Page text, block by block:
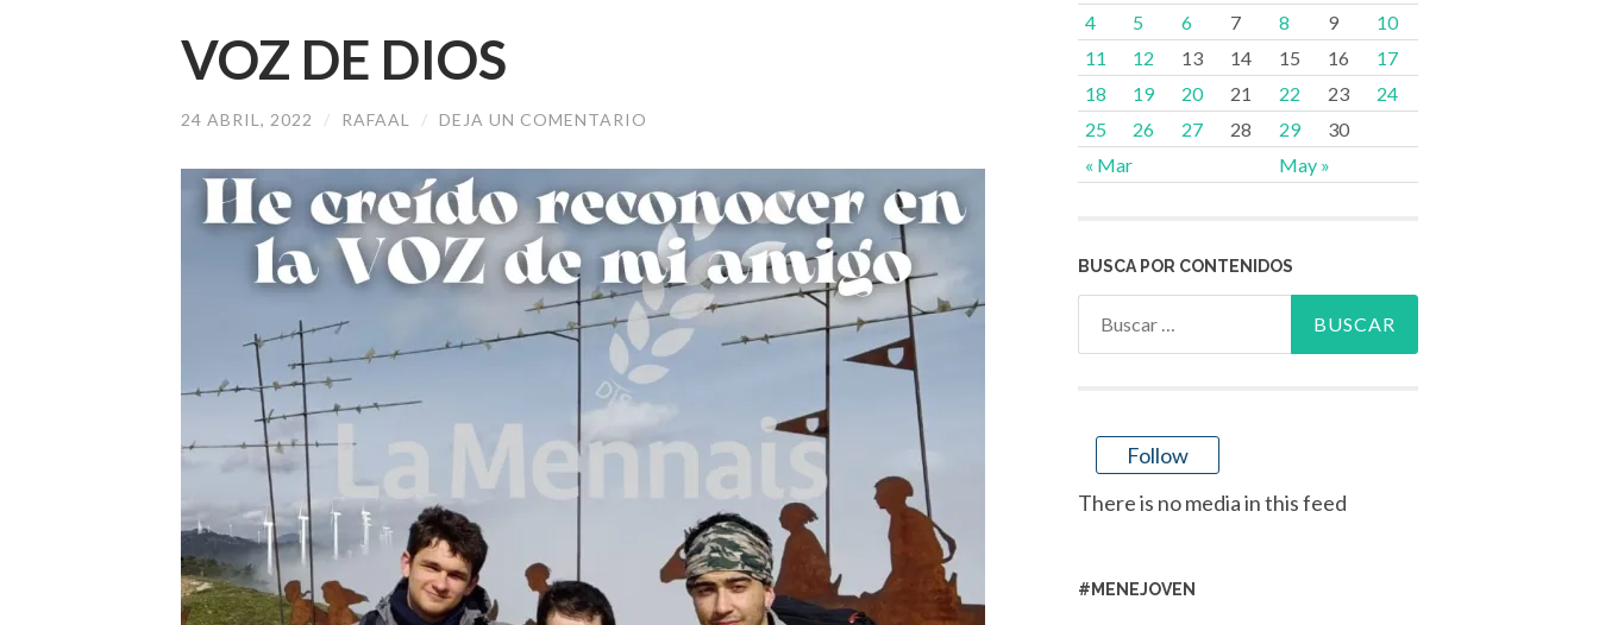
VOZ DE DIOS
24 ABRIL, 2022 / RAFAAL / DEJA UN COMENTARIO
« Mar May »
4
5 6 7 8 9
10
11
12 13 14 15 16
17
18
19 20 21 22 23
24
25
26 27 28 29 30
BUSCA POR CONTENIDOS
Follow
There is no media in this feed
#MENEJOVEN